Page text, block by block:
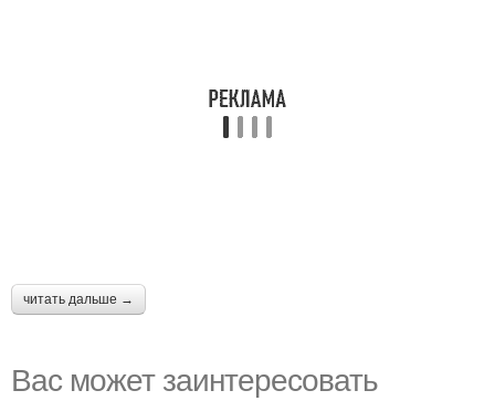
читать дальше →
Вас может заинтересовать